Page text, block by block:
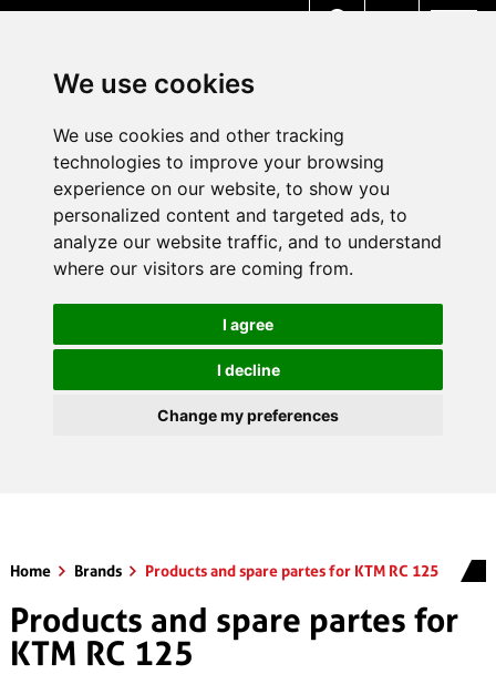
We use cookies
We use cookies and other tracking
technologies to improve your browsing
experience on our website, to show you
personalized content and targeted ads, to
analyze our website traffic, and to understand
where our visitors are coming from.
I agree
I decline
Change my preferences
Home Brands Products and spare partes for KTM RC 125
Products and spare partes for
KTM RC 125